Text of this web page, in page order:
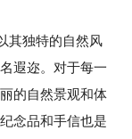
其独特的自然风
遐迩。对于每一
的自然景观和体
念品和手信也是